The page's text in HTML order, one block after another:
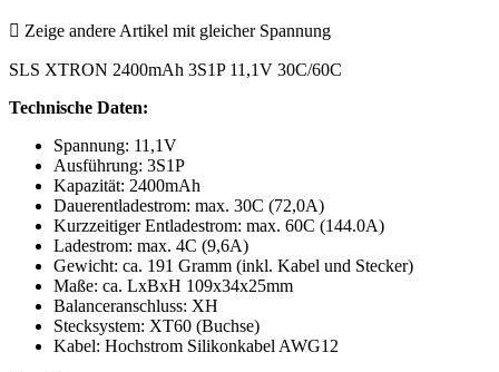
 Zeige andere Artikel mit gleicher Spannung
SLS XTRON 2400mAh 3S1P 11,1V 30C/60C
Technische Daten:
Spannung: 11,1V
Ausführung: 3S1P
Kapazität: 2400mAh
Dauerentladestrom: max. 30C (72,0A)
Kurzzeitiger Entladestrom: max. 60C (144.0A)
Ladestrom: max. 4C (9,6A)
Gewicht: ca. 191 Gramm (inkl. Kabel und Stecker)
Maße: ca. LxBxH 109x34x25mm
Balanceranschluss: XH
Stecksystem: XT60 (Buchse)
Kabel: Hochstrom Silikonkabel AWG12